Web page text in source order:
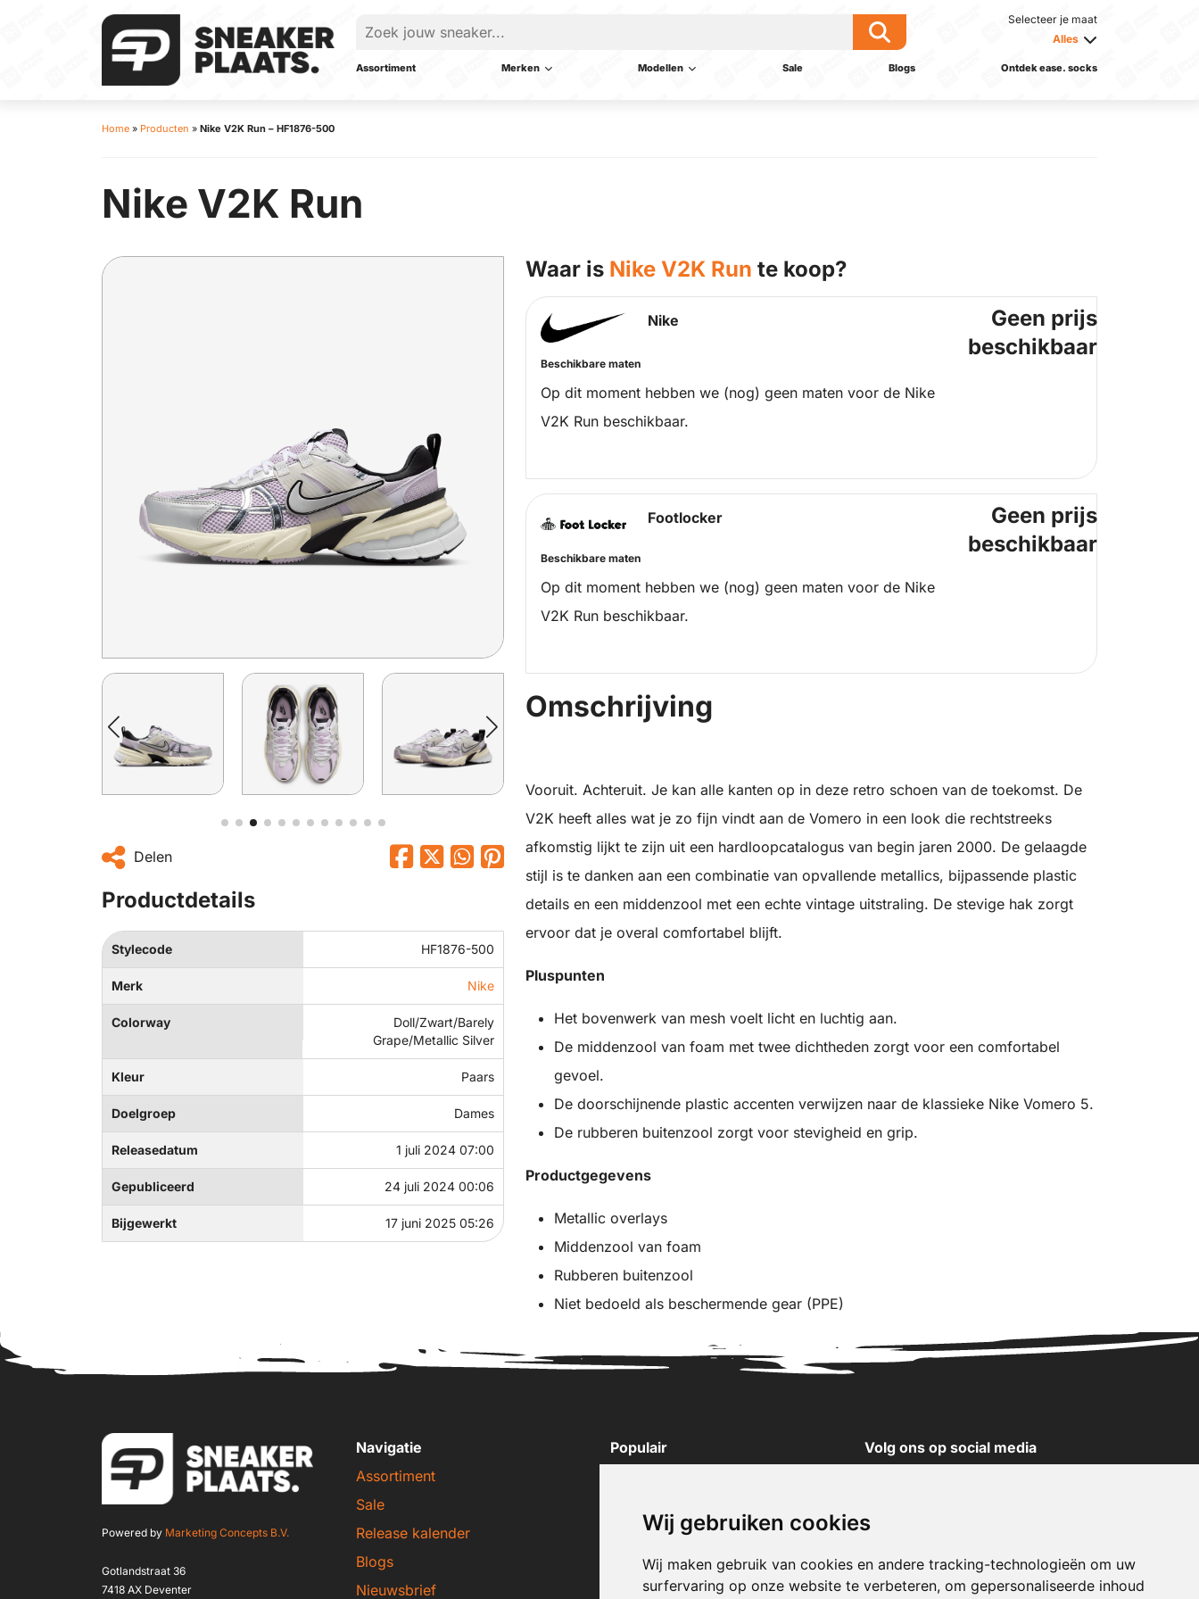
Wij gebruiken cookies
Wij maken gebruik van cookies en andere tracking-technologieën om uw
surfervaring op onze website te verbeteren, om gepersonaliseerde inhoud
Selecteer je maat
Alles
Assortiment Merken Modellen Sale Blogs Ontdek ease. socks
Home » Producten » Nike V2K Run – HF1876-500
Nike V2K Run
Delen
Productdetails
Stylecode HF1876-500
Merk Nike
Colorway
Doll/Zwart/Barely
Grape/Metallic Silver
Kleur Paars
Doelgroep Dames
Releasedatum 1 juli 2024 07:00
Gepubliceerd 24 juli 2024 00:06
Bijgewerkt 17 juni 2025 05:26
Waar is Nike V2K Run te koop?
Nike
Beschikbare maten
Op dit moment hebben we (nog) geen maten voor de Nike
V2K Run beschikbaar.
Geen prijs
beschikbaar
Footlocker
Beschikbare maten
Op dit moment hebben we (nog) geen maten voor de Nike
V2K Run beschikbaar.
Geen prijs
beschikbaar
Omschrijving
Vooruit. Achteruit. Je kan alle kanten op in deze retro schoen van de toekomst. De
V2K heeft alles wat je zo fijn vindt aan de Vomero in een look die rechtstreeks
afkomstig lijkt te zijn uit een hardloopcatalogus van begin jaren 2000. De gelaagde
stijl is te danken aan een combinatie van opvallende metallics, bijpassende plastic
details en een middenzool met een echte vintage uitstraling. De stevige hak zorgt
ervoor dat je overal comfortabel blijft.
Pluspunten
Het bovenwerk van mesh voelt licht en luchtig aan.
De middenzool van foam met twee dichtheden zorgt voor een comfortabel
gevoel.
De doorschijnende plastic accenten verwijzen naar de klassieke Nike Vomero 5.
De rubberen buitenzool zorgt voor stevigheid en grip.
Productgegevens
Metallic overlays
Middenzool van foam
Rubberen buitenzool
Niet bedoeld als beschermende gear (PPE)
Powered by Marketing Concepts B.V.
Gotlandstraat 36
7418 AX Deventer
Navigatie
Assortiment
Sale
Release kalender
Blogs
Nieuwsbrief
Populair
New Balance sneakers
Puma sneakers
Converse sneakers
Volg ons op social media
X
Pinterest